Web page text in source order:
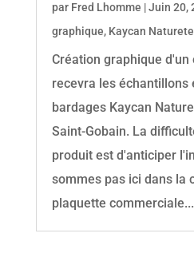
par Fred Lhomme |Juin 20,
graphique, Kaycan
Création graphique d'un
recevra les échantillons
bardages Kaycan
Saint-Gobain. La
produit est d'anticiper
sommes pas ici dans la
plaquette commerciale...